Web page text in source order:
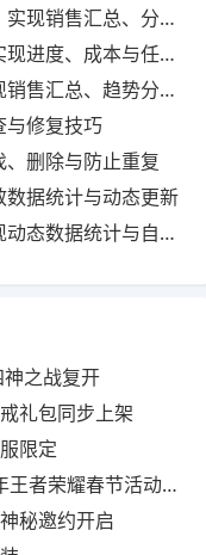
汇总、分析与动态监控
成本与任务的高效分析
、趋势分析与业绩优化
与修复技巧
删除与防止重复
据统计与动态更新
据统计与自动更新
之战复开
礼包同步上架
限定
荣耀春节活动大全
秘邀约开启